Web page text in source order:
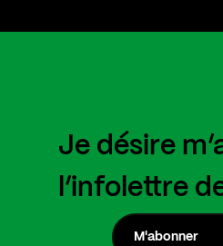
Je désire
l’infolettre
M'abonner